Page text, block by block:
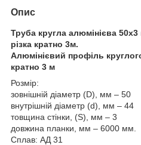
Опис
Труба кругла алюмінієва
різка кратно 3м.
Алюмінієвий профіль
кратно 3 м
Розмір:
зовнішній діаметр (D), мм – 50
внутрішній діаметр (d), мм – 44
товщина стінки, (S), мм – 3
довжина планки, мм – 6000 мм.
Сплав: АД 31